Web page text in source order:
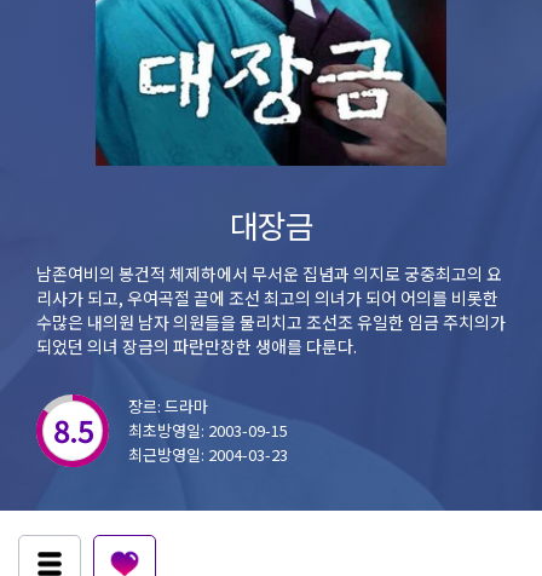
대장금
남존여비의 봉건적 체제하에서 무서운 집념과 의지로 궁중최고의 요
리사가 되고, 우여곡절 끝에 조선 최고의 의녀가 되어 어의를 비롯한
수많은 내의원 남자 의원들을 물리치고 조선조 유일한 임금 주치의가
되었던 의녀 장금의 파란만장한 생애를 다룬다.
8.5
장르: 드라마
최초방영일: 2003-09-15
최근방영일: 2004-03-23